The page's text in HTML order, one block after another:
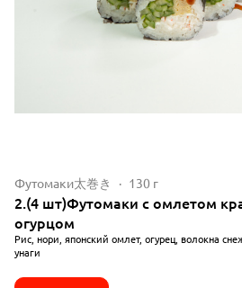
Футомаки太巻き 130 г
2.(4 шт)Футомаки с омлетом
огурцом
Рис, нори, японский омлет, огурец, волокна
унаги